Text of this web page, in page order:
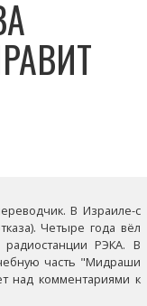
В Израиле-с
Четыре года вёл
РЭКА. В
часть "Мидраши
над комментариями к